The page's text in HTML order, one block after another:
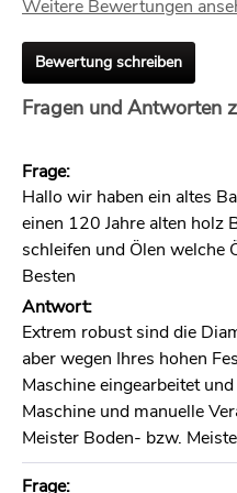
Weitere Bewertungen
Bewertung schreiben
Fragen und Antworten
Frage:
Hallo wir haben ein altes
einen 120 Jahre alten holz
schleifen und Ölen welche
Besten
Antwort:
Extrem robust sind die
aber wegen Ihres hohen
Maschine eingearbeitet
Maschine und manuelle
Meister Boden- bzw.
Frage: